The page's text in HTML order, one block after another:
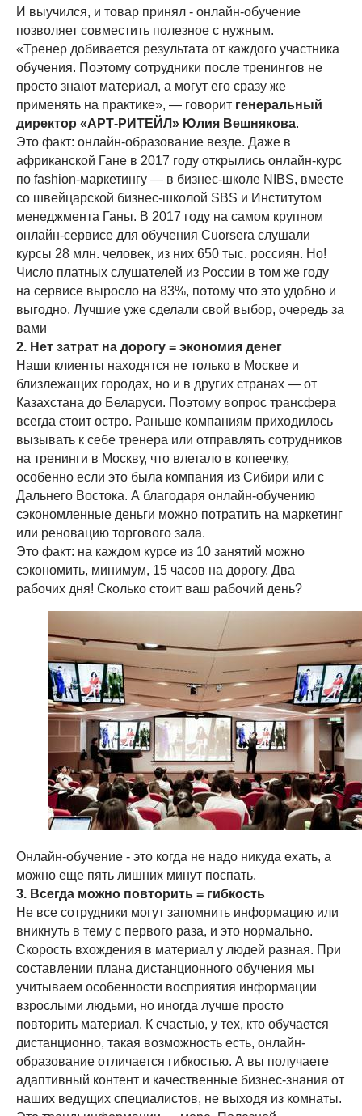
И выучился, и товар принял - онлайн-обучение
позволяет совместить полезное с нужным.
«Тренер добивается результата от каждого участника
обучения. Поэтому сотрудники после тренингов не
просто знают материал, а могут его сразу же
применять на практике», — говорит генеральный
директор «АРТ-РИТЕЙЛ» Юлия Вешнякова.
Это факт: онлайн-образование везде. Даже в
африканской Гане в 2017 году открылись онлайн-курс
по fashion-маркетингу — в бизнес-школе NIBS, вместе
со швейцарской бизнес-школой SBS и Институтом
менеджмента Ганы. В 2017 году на самом крупном
онлайн-сервисе для обучения Cuorsera слушали
курсы 28 млн. человек, из них 650 тыс. россиян. Но!
Число платных слушателей из России в том же году
на сервисе выросло на 83%, потому что это удобно и
выгодно. Лучшие уже сделали свой выбор, очередь за
вами
2. Нет затрат на дорогу = экономия денег
Наши клиенты находятся не только в Москве и
близлежащих городах, но и в других странах — от
Казахстана до Беларуси. Поэтому вопрос трансфера
всегда стоит остро. Раньше компаниям приходилось
вызывать к себе тренера или отправлять сотрудников
на тренинги в Москву, что влетало в копеечку,
особенно если это была компания из Сибири или с
Дальнего Востока. А благодаря онлайн-обучению
сэкономленные деньги можно потратить на маркетинг
или реновацию торгового зала.
Это факт: на каждом курсе из 10 занятий можно
сэкономить, минимум, 15 часов на дорогу. Два
рабочих дня! Сколько стоит ваш рабочий день?
Онлайн-обучение - это когда не надо никуда ехать, а
можно еще пять лишних минут поспать.
3. Всегда можно повторить = гибкость
Не все сотрудники могут запомнить информацию или
вникнуть в тему с первого раза, и это нормально.
Скорость вхождения в материал у людей разная. При
составлении плана дистанционного обучения мы
учитываем особенности восприятия информации
взрослыми людьми, но иногда лучше просто
повторить материал. К счастью, у тех, кто обучается
дистанционно, такая возможность есть, онлайн-
образование отличается гибкостью. А вы получаете
адаптивный контент и качественные бизнес-знания от
наших ведущих специалистов, не выходя из комнаты.